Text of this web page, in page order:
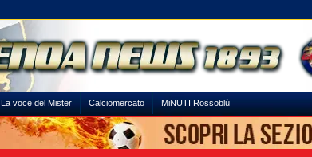
La voce del Mister Calciomercato MiNUTI Rossoblù